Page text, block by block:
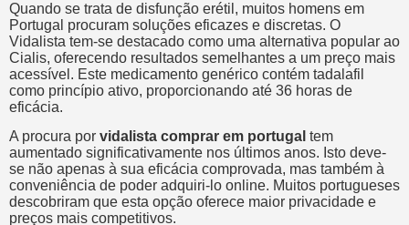
Quando se trata de disfunção erétil, muitos homens em
Portugal procuram soluções eficazes e discretas. O
Vidalista tem-se destacado como uma alternativa popular ao
Cialis, oferecendo resultados semelhantes a um preço mais
acessível. Este medicamento genérico contém tadalafil
como princípio ativo, proporcionando até 36 horas de
eficácia.
A procura por vidalista comprar em portugal tem
aumentado significativamente nos últimos anos. Isto deve-
se não apenas à sua eficácia comprovada, mas também à
conveniência de poder adquiri-lo online. Muitos portugueses
descobriram que esta opção oferece maior privacidade e
preços mais competitivos.